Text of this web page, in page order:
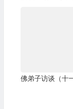
佛弟子访谈（十